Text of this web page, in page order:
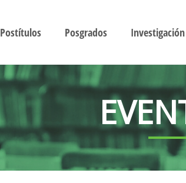
Postítulos Posgrados Investigación